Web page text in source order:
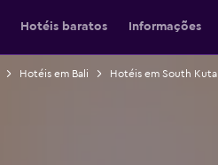
Hotéis baratos Informações
Hotéis em Bali Hotéis em South Kuta